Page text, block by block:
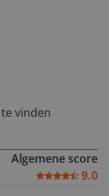
Robo is
QR code op de
filmpje met
Het instellen
brengt de
rondje" en
in kaart.
waar
schema's uit
die je het
vinden
Algemene score
9.0